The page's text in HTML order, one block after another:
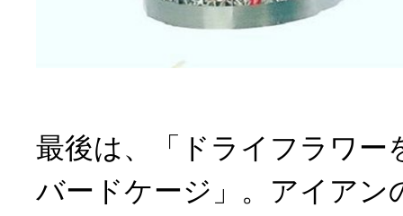
最後は、「ドライフラワー
バードケージ」。アイアン